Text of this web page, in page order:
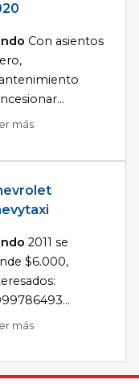
Con asientos
más
2011 se
$6.000,
más